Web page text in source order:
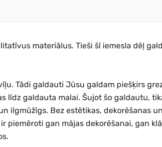
materiālus. Tieši šī iemesla dēļ
Tādi galdauti Jūsu galdam piešķirs
līdz galdauta malai. Šujot šo galdautu,
ilgmūžīgs. Bez estētikas, dekorēšanas
gan mājas dekorēšanai, gan